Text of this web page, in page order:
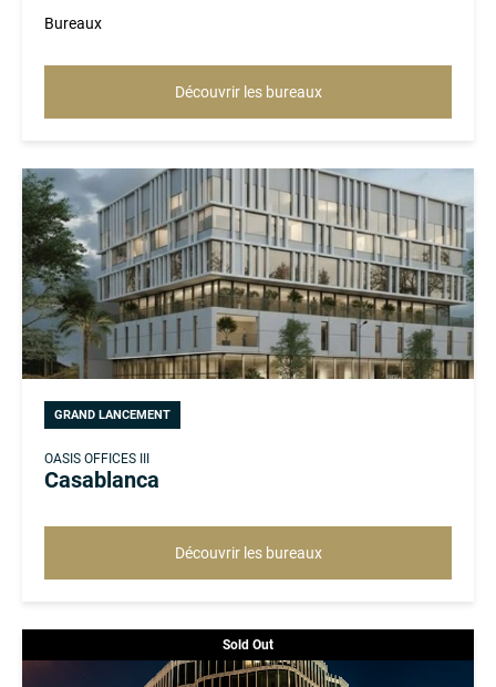
Bureaux
Découvrir les bureaux
GRAND LANCEMENT
OASIS OFFICES III
Casablanca
Découvrir les bureaux
Sold Out